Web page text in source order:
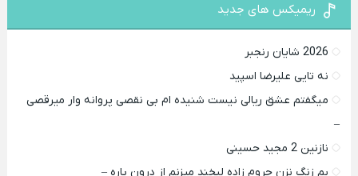
ریمیکس های جدید
2026 شایان رنجبر
نه تایی علیرضا اسپید
میگفتم عشق ریالی نیست شنیده ام بی نقصی پروانه وار میرقصی
–
نازنین 2 مجید حسینی
بم زنگ نزن حروم زاده لبخند میزنم از درون پاره –